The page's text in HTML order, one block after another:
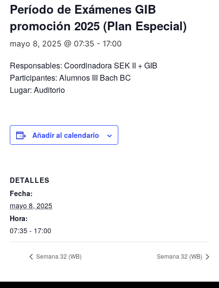
Período de Exámenes GIB
promoción 2025 (Plan Especial)
mayo 8, 2025 @ 07:35 - 17:00
Responsables: Coordinadora SEK II + GIB
Participantes: Alumnos III Bach BC
Lugar: Auditorio
Añadir al calendario
DETALLES
Fecha:
mayo 8, 2025
Hora:
07:35 - 17:00
Semana 32 (WB) Semana 32 (WB)